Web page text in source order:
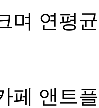
며 연평
페 앤트